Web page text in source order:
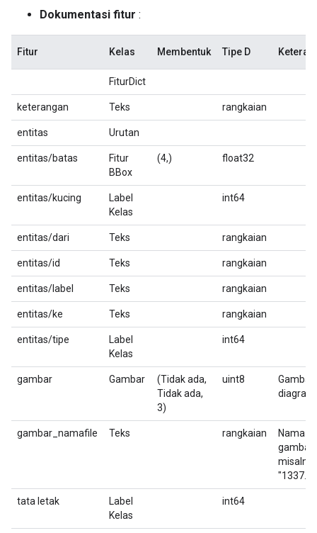
Dokumentasi fitur :
Fitur Kelas Membentuk Tipe D
FiturDict
keterangan Teks rangkaian
entitas Urutan
entitas/batas
Fitur
BBox
(4,) float32
entitas/kucing
Label
Kelas
int64
entitas/dari Teks rangkaian
entitas/id Teks rangkaian
entitas/label Teks rangkaian
entitas/ke Teks rangkaian
entitas/tipe
Label
Kelas
int64
gambar Gambar
(Tidak ada,
Tidak ada,
3)
uint8
Gambar
gambar_namafile Teks rangkaian
Nama
gambar.
tata letak
Label
Kelas
int64